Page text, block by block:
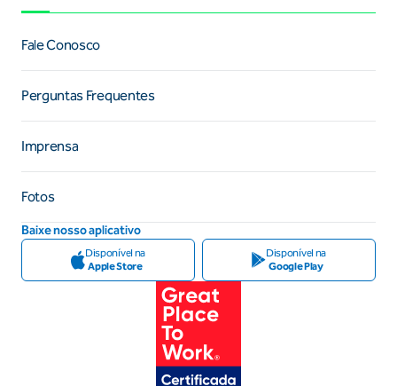
Fale Conosco
Perguntas Frequentes
Imprensa
Fotos
Baixe nosso aplicativo
Disponível na
Apple Store
Disponível na
Google Play